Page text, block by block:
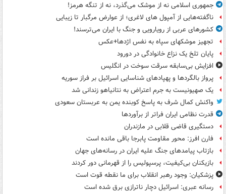
جمهوری اسلامی نه از موشک می‌گذرد، نه از تنگه هرمز!
ناگفته‌هایی از آمپول های لاغری؛ از عوارض مرگبار تا زیبایی
کشورهای عربی از رویارویی و جنگ با ایران می‌ترسند!
تجهیز موشکهای سپاه به نفس اژدها+عکس
پایان تلخ یک نزاع خانوادگی در دورود
افزایش بی‌سابقه سرقت سوخت در انگلیس
پرواز بالگردها و پهپادهای شناسایی اسرائیل بر فراز سوریه
یک صهیونیست به جرم اعتراض به نتانیاهو زندانی شد
واکنش کمال شرف به پاسخ کوبنده یمن به عربستان سعودی
قدرت نظامی ایران فراتر از برآوردها
دستگیری قاضی قلابی در مازندران
فارن افرز: محور مقاومت پابرجا باقی مانده است
بازتاب پیامدهای جنگ علیه ایران در رسانه‌های جهان
بازیکنان بی‌کیفیت، پرسپولیس را از قهرمانی دور کردند
پزشکیان: وجود رهبر انقلاب برای ما نقطه قوت است
رسانه عبری: اسرائیل دچار ناترازی برق شده است